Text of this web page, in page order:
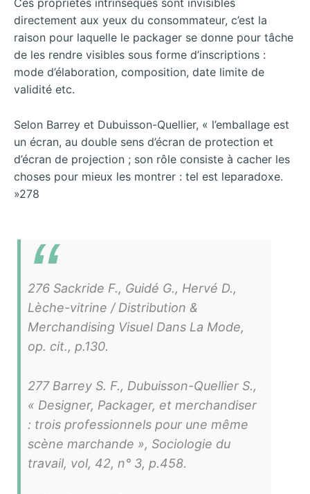
Ces propriétés intrinsèques sont invisibles
directement aux yeux du consommateur, c’est la
raison pour laquelle le packager se donne pour tâche
de les rendre visibles sous forme d’inscriptions :
mode d’élaboration, composition, date limite de
validité etc.
Selon Barrey et Dubuisson-Quellier, « l’emballage est
un écran, au double sens d’écran de protection et
d’écran de projection ; son rôle consiste à cacher les
choses pour mieux les montrer : tel est leparadoxe.
»278
276 Sackride F., Guidé G., Hervé D.,
Lèche-vitrine / Distribution &
Merchandising Visuel Dans La Mode,
op. cit., p.130.
277 Barrey S. F., Dubuisson-Quellier S.,
« Designer, Packager, et merchandiser
: trois professionnels pour une même
scène marchande », Sociologie du
travail, vol, 42, n° 3, p.458.